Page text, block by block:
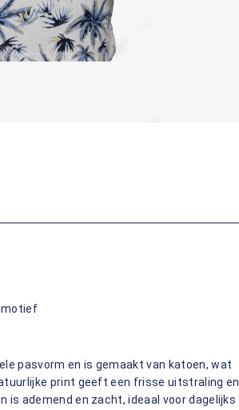
motief
pasvorm en is gemaakt van katoen, wat
print geeft een frisse uitstraling en
is ademend en zacht, ideaal voor dagelijks